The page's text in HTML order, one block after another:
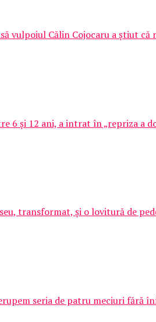
vulpoiul Călin Cojocaru a știut că
6 și 12 ani, a intrat în „repriza a
transformat, și o lovitură de
seria de patru meciuri fără